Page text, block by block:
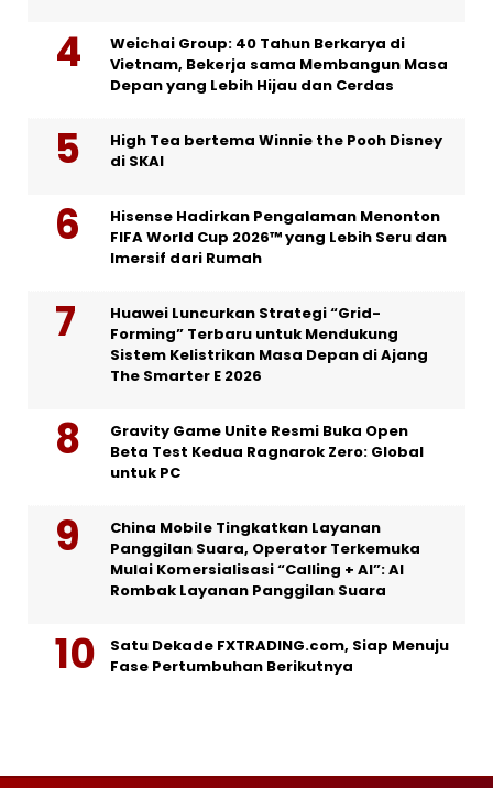
Weichai Group: 40 Tahun Berkarya di
Vietnam, Bekerja sama Membangun Masa
Depan yang Lebih Hijau dan Cerdas
High Tea bertema Winnie the Pooh Disney
di SKAI
Hisense Hadirkan Pengalaman Menonton
FIFA World Cup 2026™ yang Lebih Seru dan
Imersif dari Rumah
Huawei Luncurkan Strategi “Grid-
Forming” Terbaru untuk Mendukung
Sistem Kelistrikan Masa Depan di Ajang
The Smarter E 2026
Gravity Game Unite Resmi Buka Open
Beta Test Kedua Ragnarok Zero: Global
untuk PC
China Mobile Tingkatkan Layanan
Panggilan Suara, Operator Terkemuka
Mulai Komersialisasi “Calling + AI”: AI
Rombak Layanan Panggilan Suara
Satu Dekade FXTRADING.com, Siap Menuju
Fase Pertumbuhan Berikutnya